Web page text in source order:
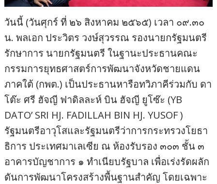
วันนี้ (วันศุกร์ ที่ ๒๖ สิงหาคม ๒๕๖๕) เวลา ๐๙.๓๐
น. พลเอก ประวิตร วงษ์สุวรรณ รองนายกรัฐมนตรี
รักษาการ นายกรัฐมนตรี ในฐานะประธานคณะ
กรรมการยุทธศาสตร์การพัฒนาจังหวัดชายแดน
ภาคใต้ (กพต.) เป็นประธานหารือทวิภาคีร่วมกับ ดา
โต๊ะ ศรี ฮัจญี ฟาดิลละห์ บิน ฮัจญี ยูโซ๊ะ (YB
DATO’ SRI HJ. FADILLAH BIN HJ. YUSOF )
รัฐมนตรีอาวุโสและรัฐมนตรีว่าการกระทรวงโยธา
ธิการ ประเทศมาเลเซีย ณ ห้องรับรอง ๓๐๓ ชั้น ๓
อาคารบัญชาการ ๑ ทำเนียบรัฐบาล เพื่อเร่งรัดผลัก
ดันการพัฒนาโครงสร้างพื้นฐานสำคัญ โดยเฉพาะ